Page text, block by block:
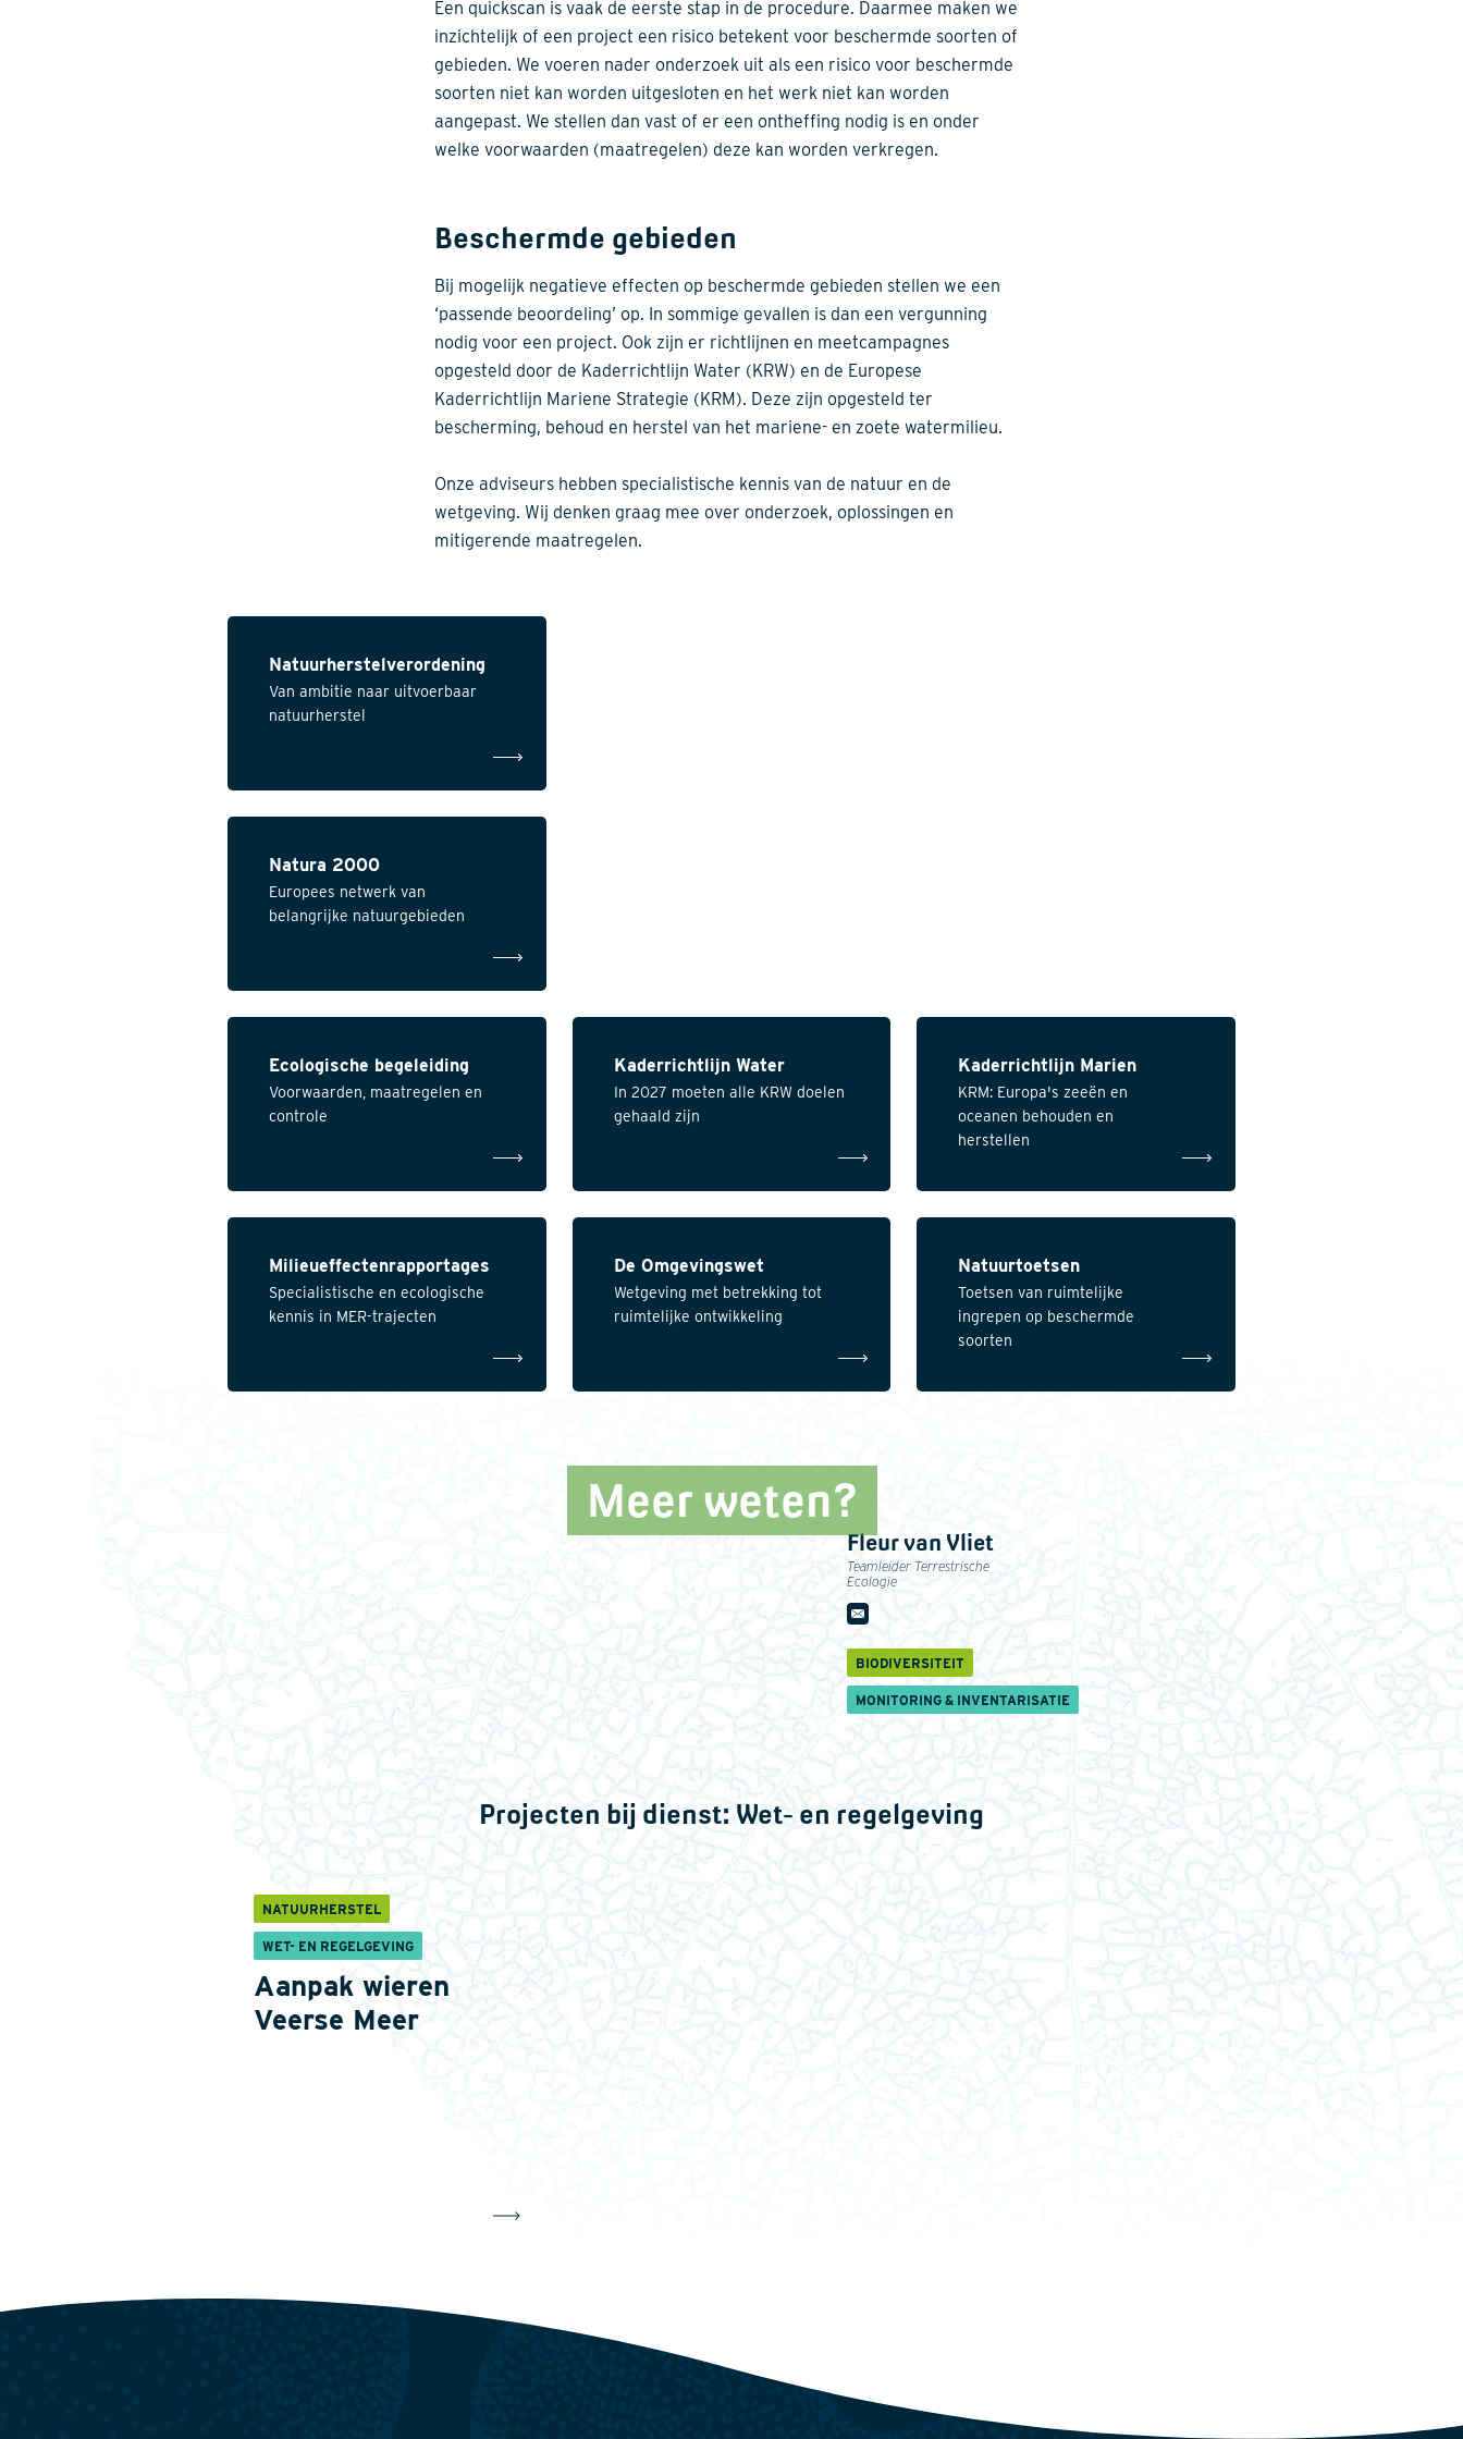
Een quickscan is vaak de eerste stap in de procedure. Daarmee maken we
inzichtelijk of een project een risico betekent voor beschermde soorten of
gebieden. We voeren nader onderzoek uit als een risico voor beschermde
soorten niet kan worden uitgesloten en het werk niet kan worden
aangepast. We stellen dan vast of er een ontheffing nodig is en onder
welke voorwaarden (maatregelen) deze kan worden verkregen.
Beschermde gebieden
Bij mogelijk negatieve effecten op beschermde gebieden stellen we een
‘passende beoordeling’ op. In sommige gevallen is dan een vergunning
nodig voor een project. Ook zijn er richtlijnen en meetcampagnes
opgesteld door de Kaderrichtlijn Water (KRW) en de Europese
Kaderrichtlijn Mariene Strategie (KRM). Deze zijn opgesteld ter
bescherming, behoud en herstel van het mariene- en zoete watermilieu.
Onze adviseurs hebben specialistische kennis van de natuur en de
wetgeving. Wij denken graag mee over onderzoek, oplossingen en
mitigerende maatregelen.
Natuurherstelverordening
Van ambitie naar uitvoerbaar
natuurherstel
Natura 2000
Europees netwerk van
belangrijke natuurgebieden
Ecologische begeleiding
Voorwaarden, maatregelen en
controle
Kaderrichtlijn Water
In 2027 moeten alle KRW doelen
gehaald zijn
Kaderrichtlijn Marien
KRM: Europa's zeeën en
oceanen behouden en
herstellen
Milieueffectenrapportages
Specialistische en ecologische
kennis in MER-trajecten
De Omgevingswet
Wetgeving met betrekking tot
ruimtelijke ontwikkeling
Natuurtoetsen
Toetsen van ruimtelijke
ingrepen op beschermde
soorten
Meer weten?
Fleur van Vliet
Teamleider Terrestrische
Ecologie
BIODIVERSITEIT
MONITORING & INVENTARISATIE
Projecten bij dienst: Wet- en regelgeving
NATUURHERSTEL
WET- EN REGELGEVING
Aanpak wieren
Veerse Meer